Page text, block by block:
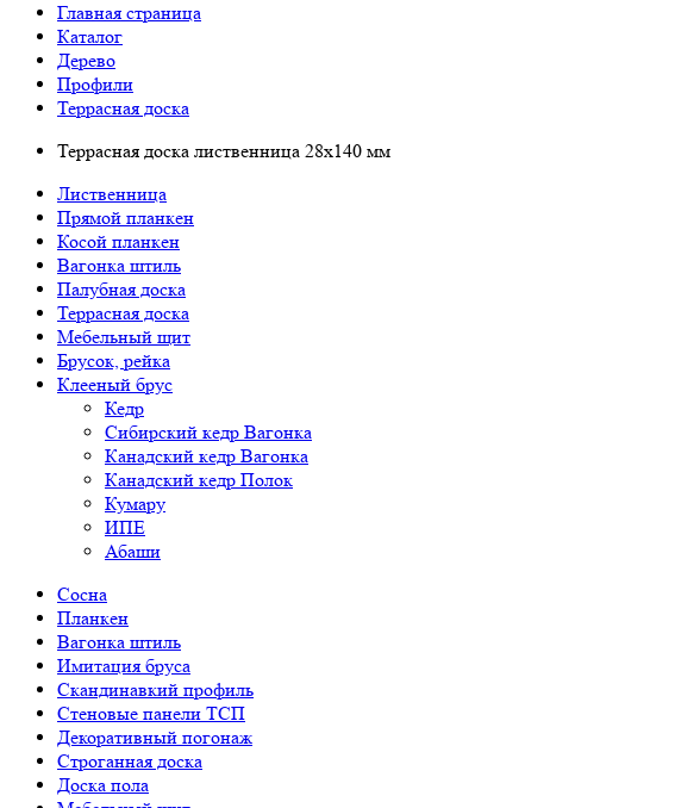
Главная страница
Каталог
Дерево
Профили
Террасная доска
Террасная доска лиственница 28х140 мм
Лиственница
Прямой планкен
Косой планкен
Вагонка штиль
Палубная доска
Террасная доска
Мебельный щит
Брусок, рейка
Клееный брус
Кедр
Сибирский кедр Вагонка
Канадский кедр Вагонка
Канадский кедр Полок
Кумару
ИПЕ
Абаши
Сосна
Планкен
Вагонка штиль
Имитация бруса
Скандинавкий профиль
Стеновые панели ТСП
Декоративный погонаж
Строганная доска
Доска пола